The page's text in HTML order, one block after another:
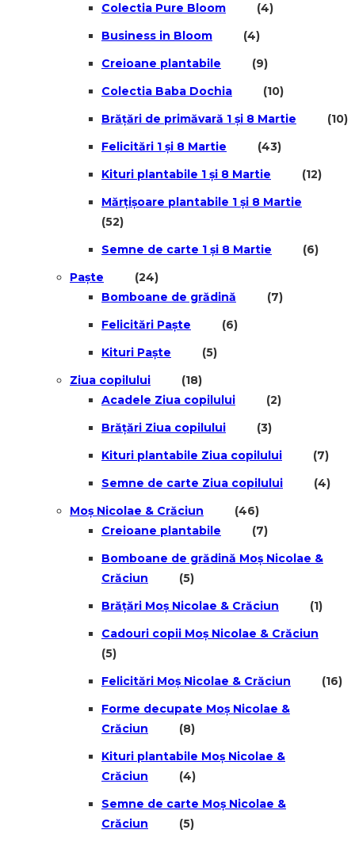
Colectia Pure Bloom
(4)
Business in Bloom
(4)
Creioane plantabile
(9)
Colectia Baba Dochia
(10)
Brățări de primăvară 1 și 8 Martie
(10)
Felicitări 1 și 8 Martie
(43)
Kituri plantabile 1 și 8 Martie
(12)
Mărțișoare plantabile 1 și 8 Martie
(52)
Semne de carte 1 și 8 Martie
(6)
Paște
(24)
Bomboane de grădină
(7)
Felicitări Paște
(6)
Kituri Paște
(5)
Ziua copilului
(18)
Acadele Ziua copilului
(2)
Brățări Ziua copilului
(3)
Kituri plantabile Ziua copilului
(7)
Semne de carte Ziua copilului
(4)
Moș Nicolae & Crăciun
(46)
Creioane plantabile
(7)
Bomboane de grădină Moș Nicolae &
Crăciun
(5)
Brățări Moș Nicolae & Crăciun
(1)
Cadouri copii Moș Nicolae & Crăciun
(5)
Felicitări Moș Nicolae & Crăciun
(16)
Forme decupate Moș Nicolae &
Crăciun
(8)
Kituri plantabile Moș Nicolae &
Crăciun
(4)
Semne de carte Moș Nicolae &
Crăciun
(5)